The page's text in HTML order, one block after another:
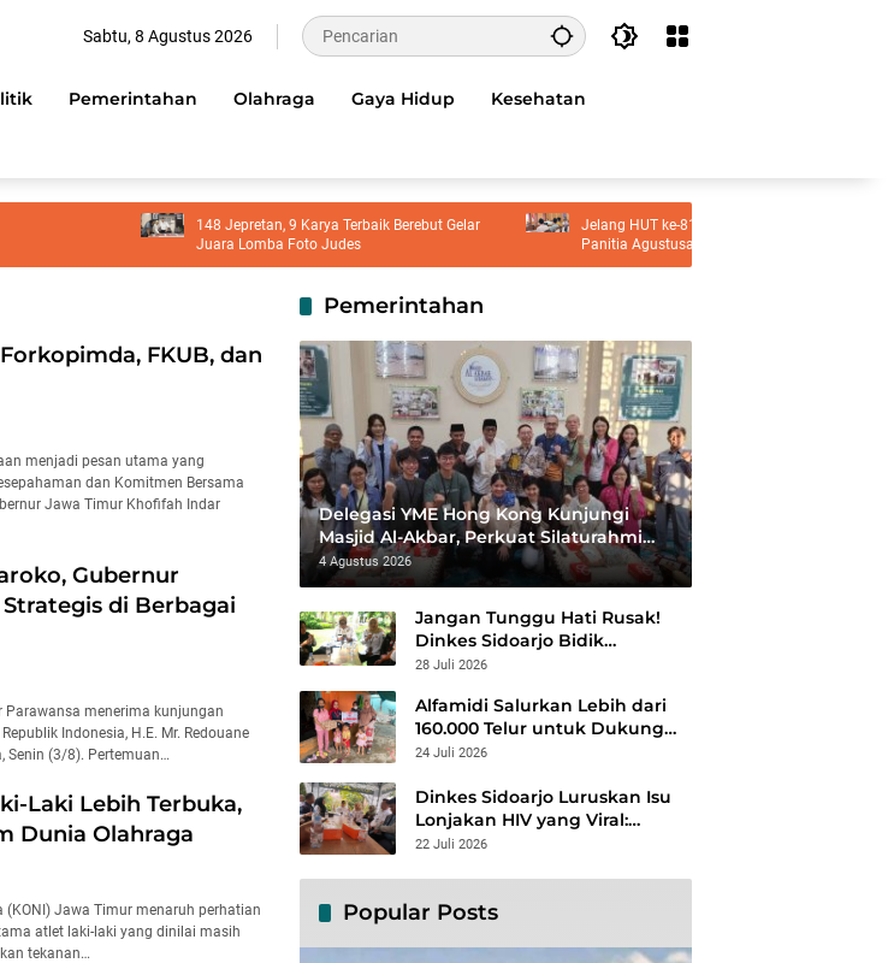
Sabtu, 8 Agustus 2026
Pemerintahan Olahraga Gaya Hidup Kesehatan
148 Jepretan, 9 Karya Terbaik Berebut Gelar
Juara Lomba Foto Judes
Jelang HUT ke-81 RI, Bupati Sidoarjo Larang
Panitia Agustusan Pasang Target Iuran
FKUB, dan
menjadi pesan utama yang
dan Komitmen Bersama
Jawa Timur Khofifah Indar
Gubernur
di Berbagai
menerima kunjungan
Indonesia, H.E. Mr. Redouane
Senin (3/8). Pertemuan…
Laki Lebih Terbuka,
Dunia Olahraga
Jawa Timur menaruh perhatian
atlet laki-laki yang dinilai masih
tekanan…
Pemerintahan
Delegasi YME Hong Kong Kunjungi
Masjid Al-Akbar, Perkuat Silaturahmi
dan Syiar Islam Rahmatan Lil ‘Alamin
4 Agustus 2026
Jangan Tunggu Hati Rusak!
Dinkes Sidoarjo Bidik
Kelompok Berisiko, Perang
28 Juli 2026
Alfamidi Salurkan Lebih dari
160.000 Telur untuk Dukung
Gizi 875 Anak di 26
24 Juli 2026
Dinkes Sidoarjo Luruskan Isu
Lonjakan HIV yang Viral:
Jangan Percaya Spekulasi,
22 Juli 2026
Popular Posts